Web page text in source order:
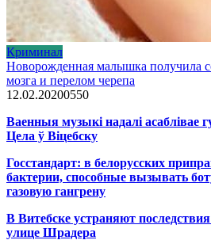
Криминал
Новорожденная малышка получила
мозга и перелом черепа
12.02.20200550
Ваенныя музыкі надалі асаблівае
Цела ў Віцебску
Госстандарт: в белорусских
бактерии, способные вызывать
газовую гангрену
В Витебске устраняют
улице Шрадера